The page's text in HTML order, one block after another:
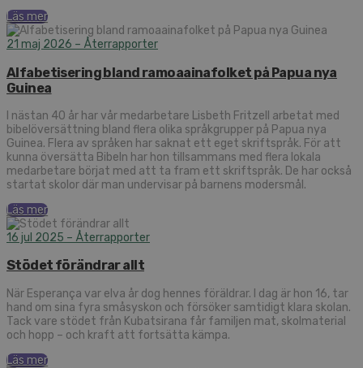
Läs mer
21 maj 2026 – Återrapporter
Alfabetisering bland ramoaainafolket på Papua nya
Guinea
I nästan 40 år har vår medarbetare Lisbeth Fritzell arbetat med
bibelöversättning bland flera olika språkgrupper på Papua nya
Guinea. Flera av språken har saknat ett eget skriftspråk. För att
kunna översätta Bibeln har hon tillsammans med flera lokala
medarbetare börjat med att ta fram ett skriftspråk. De har också
startat skolor där man undervisar på barnens modersmål.
Läs mer
16 jul 2025 – Återrapporter
Stödet förändrar allt
När Esperança var elva år dog hennes föräldrar. I dag är hon 16, tar
hand om sina fyra småsyskon och försöker samtidigt klara skolan.
Tack vare stödet från Kubatsirana får familjen mat, skolmaterial
och hopp – och kraft att fortsätta kämpa.
Läs mer